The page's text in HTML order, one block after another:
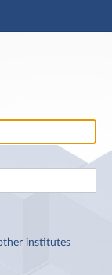
institutes